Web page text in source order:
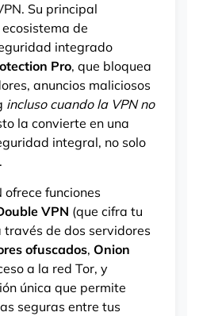
Su principal
de
integrado
Pro, que bloquea
anuncios maliciosos
incluso cuando la VPN no
la convierte en una
integral, no solo
funciones
VPN (que cifra tu
de dos servidores
ofuscados, Onion
a la red Tor, y
única que permite
seguras entre tus